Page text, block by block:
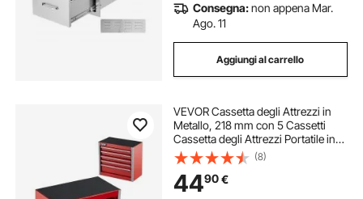
Consegna:non appena Mar.
Ago. 11
Aggiungi al carrello
VEVOR Cassetta degli Attrezzi in
Metallo, 218 mm con 5 Cassetti
Cassetta degli Attrezzi Portatile in
Metallo, Cassetta degli Attrezzi con
Rivestimenti Piedini, Acciaio con
Cuscinetti a Sfera, Rosso
(8)
4490€